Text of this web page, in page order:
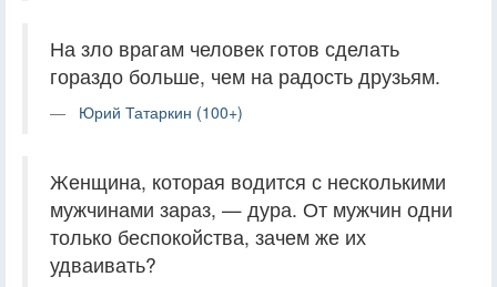
На зло врагам человек готов сделать
гораздо больше, чем на радость друзьям.
Юрий Татаркин (100+)
Женщина, которая водится с несколькими
мужчинами зараз, — дура. От мужчин одни
только беспокойства, зачем же их
удваивать?